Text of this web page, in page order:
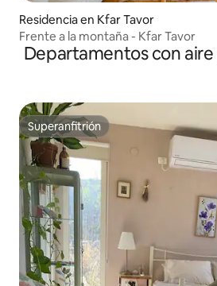
Residencia en Kfar Tavor
Frente a la montaña - Kfar Tavor
Departamentos con
Superanfitrión
Superanfitrión